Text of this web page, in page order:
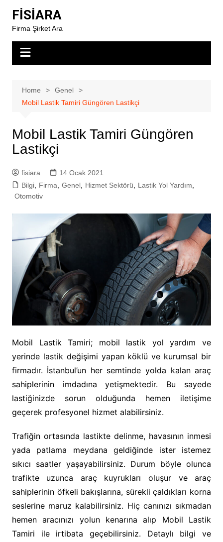
content
FİSİARA
Firma Şirket Ara
Home
Genel
Mobil Lastik Tamiri Güngören Lastikçi
Mobil Lastik Tamiri Güngören
Lastikçi
fisiara
14 Ocak 2021
Bilgi, Firma Genel, Hizmet Sektörü Lastik Yol Yardım
Otomotiv
Mobil Lastik Tamiri; mobil lastik yol yardım ve
yerinde lastik değişimi yapan köklü ve kurumsal bir
firmadır. İstanbul’un her semtinde yolda kalan araç
sahiplerinin imdadına yetişmektedir. Bu sayede
lastiğinizde sorun olduğunda hemen iletişime
geçerek profesyonel hizmet alabilirsiniz.
Trafiğin ortasında lastikte delinme, havasının inmesi
yada patlama meydana geldiğinde ister istemez
sıkıcı saatler yaşayabilirsiniz. Durum böyle olunca
trafikte uzunca araç kuyrukları oluşur ve araç
sahiplerinin öfkeli bakışlarına, sürekli çaldıkları korna
seslerine maruz kalabilirsiniz. Hiç canınızı sıkmadan
hemen aracınızı yolun kenarına alıp Mobil Lastik
Tamiri ile irtibata geçebilirsiniz. Detaylı bilgi ve